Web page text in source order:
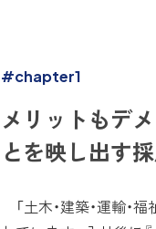
#chapter1
メリットもデ
とを映し出す
「土木・建築・運輸・